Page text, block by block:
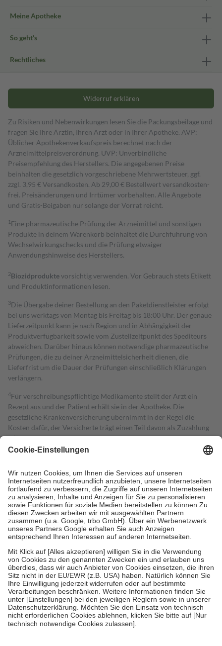
Meine Apotheke
So geht's
Rechtliches
Widerruf erklären
Zu Risiken und Nebenwirkungen lesen Sie die Packungsbeilage und
fragen Sie Ihre Ärztin, Ihren Arzt oder in Ihrer Apotheke. AVP:
Üblicher Apothekenverkaufspreis berechnet nach der
Arzneimittelpreisverordnung. UVP: Unverbindliche
Preisempfehlung des Herstellers. Die angegebenen Preise
beinhalten die gesetzlich vorgeschriebene Mehrwertsteuer, ggf.
zzgl. 3,95 € Versandkosten. Ab 29,00 € Bestell­wert versand­kosten­
frei. Preisänderungen und Irrtümer vorbehalten. Alle Angebote
und Gratis-Beigaben nur solange der Vorrat reicht.
1 Eine pharmazeutische Prüfung der Arzneimittel und sonstigen
Produkte in deinem Warenkorb beinhaltet die Durchführung von
Wechselwirkungschecks und die Prüfung etwaiger
Anwendungshinweise des Herstellers.
2Biozidproduktevorsichtig verwenden. Vor Gebrauch stets Etikett
und Produktinformationen lesen.
3Die Übergabe deiner Bestellung an den Paketdienstleister erfolgt
bei uns werktags von Montag bis Freitag bis 18:00 Uhr. Der genaue
Lieferzeitpunkt kann je nach Region und in Abhängigkeit der
Produktverfügbarkeit sowie vom Zustellzeitpunkt des Spediteurs
abweichen. Darüber hinaus können notwendige pharmazeutische
Prüfungen, die zu deiner Arzneimittelsicherheit dienen, die
Lieferfrist um die Dauer der Prüfungen einschließlich Klärungen
verlängern.
4Für verschreibungspflichtige Medikamente stellt der Arzt ein
Rezept aus und der Patient erhält sie in der Apotheke. Die
gesetzliche Krankenversicherung übernimmt in der Regel die
Kosten dafür, der Versicherte trägt einen Teil davon als Zuzahlung
mit.
Grundsätzlich leisten Mitglieder Zuzahlungen in Höhe von zehn
höchstens zehn Euro.
Es sind jedoch nie mehr als die tatsächlichen
Kosten der Leistung zu entrichten.
Diese Regeln gelten grundsätzlich auch für Online-Apotheken.
Bei Heilmitteln und häuslicher Krankenpflege beträgt die
Zuzahlung zehn Prozent der Kosten sowie zehn Euro je
Verordnung.
Um das Engagement der Versicherten für ihre eigene Gesundheit zu
stärken und die besondere Stellung der Familie zu unterstützen,
fallenkeine Zuzahlungenan bei:
• Kindern und Jugendlichen bis zum vollendeten 18. Lebensjahr
mit Ausnahme der Fahrkosten
• Untersuchungen zur Vorsorge und Früherkennung, die von der
GKV getragen werden
• empfohlenen Schutzimpfungen
• Harn- und Blutteststreifen